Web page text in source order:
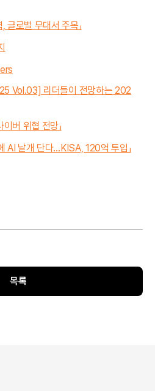
글로벌 무대서 주목」
Vol.03] 리더들이 전망하는 202
버 위협 전망」
AI 날개 단다…KISA, 120억 투입」
목록